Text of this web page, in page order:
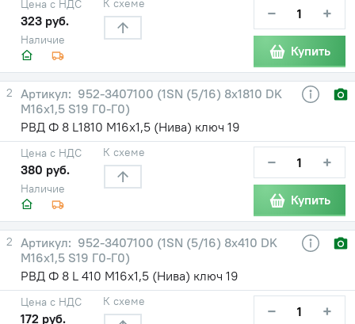
Наличие
Цена с НДС
323 руб.
К схеме − +
Купить
2
952-3407100 (1SN (5/16) 8х1810 DK
М16х1,5 S19 Г0-Г0)
РВД Ф 8 L1810 М16х1,5 (Нива) ключ 19
Наличие
Цена с НДС
380 руб.
К схеме − +
Купить
2
952-3407100 (1SN (5/16) 8х410 DK
М16х1,5 S19 Г0-Г0)
РВД Ф 8 L 410 М16х1,5 (Нива) ключ 19
Цена с НДС
172 руб.
К схеме − +